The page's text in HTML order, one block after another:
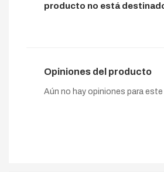
producto no está
Opiniones del producto
Aún no hay opiniones para este